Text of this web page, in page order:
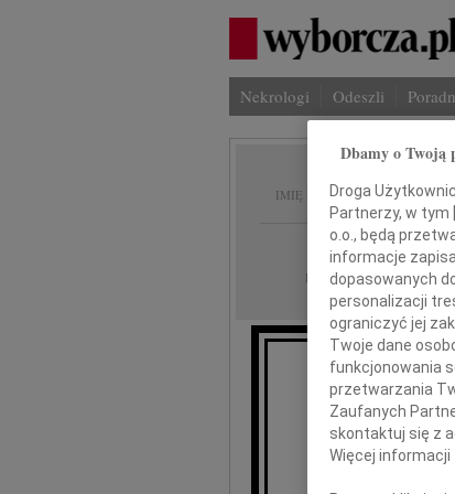
Nekrologi Odeszli
IMIĘ I NAZWISKO:
REGION: Poznań
DATA EMISJI: 18.05.2026
Z
znakomity
Uniwersytetu
Dbamy o Twoją
Droga
Partnerzy, w tym [
o.o., będą
informacje
dopasowanych
personalizacji
ograniczyć jej
Twoje dane
funkcjonowania
przetwarzania
Zaufanych
skontaktuj się z
Więcej